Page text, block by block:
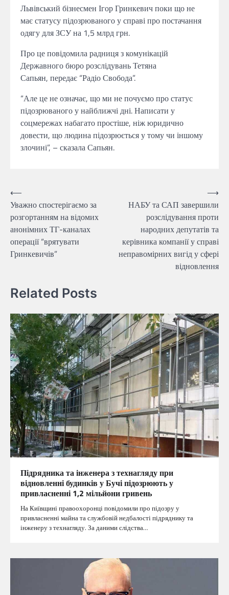
Львівський бізнесмен Ігор Гринкевич поки що не
має статусу підозрюваного у справі про постачання
одягу для ЗСУ на 1,5 млрд грн.
Про це повідомила радниця з комунікацій
Державного бюро розслідувань Тетяна
Сапьян, передає “Радіо Свобода”.
“Але це не означає, що ми не почуємо про статус
підозрюваного у найближчі дні. Написати у
соцмережах набагато простіше, ніж юридично
довести, що людина підозрюється у тому чи іншому
злочині”, – сказала Сапьян.
Навігація
записів
⟵
Уважно спостерігаємо за
розгортанням на відомих
анонімних ТГ-каналах
операції “врятувати
Гринкевичів”
НАБУ та САП завершили
розслідування проти
народних депутатів та
керівника компанії у справі
неправомірних вигід у сфері
відновлення
⟶
Related Posts
Підрядника та інженера з технагляду при
відновленні будинків у Бучі підозрюють у
привласненні 1,2 мільйони гривень
На Київщині правоохоронці повідомили про підозру у
привласненні майна та службовій недбалості підряднику та
інженеру з технагляду. За даними слідства…